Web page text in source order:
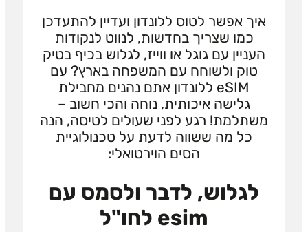
איך אפשר לטוס ללונדון ועדיין להתעדכן
כמו שצריך בחדשות, לנווט לנקודות
העניין עם גוגל או ווייז, לגלוש בכיף בטיק
טוק ולשוחח עם המשפחה בארץ? עם
eSIM ללונדון אתם נהנים מחבילת
גלישה איכותית, נוחה והכי חשוב –
משתלמת! רגע לפני שעולים לטיסה, הנה
כל מה ששווה לדעת על טכנולוגיית
הסים הוירטואלי:
לגלוש, לדבר ולסמס עם
esim לחו"ל